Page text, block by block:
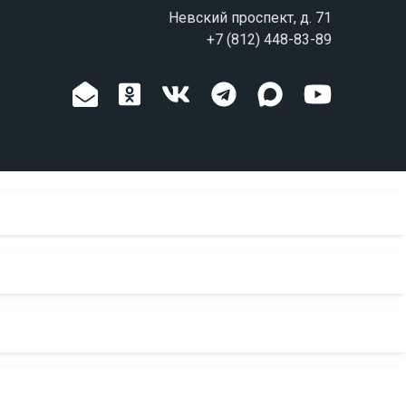
Невский проспект, д. 71
+7 (812) 448-83-89